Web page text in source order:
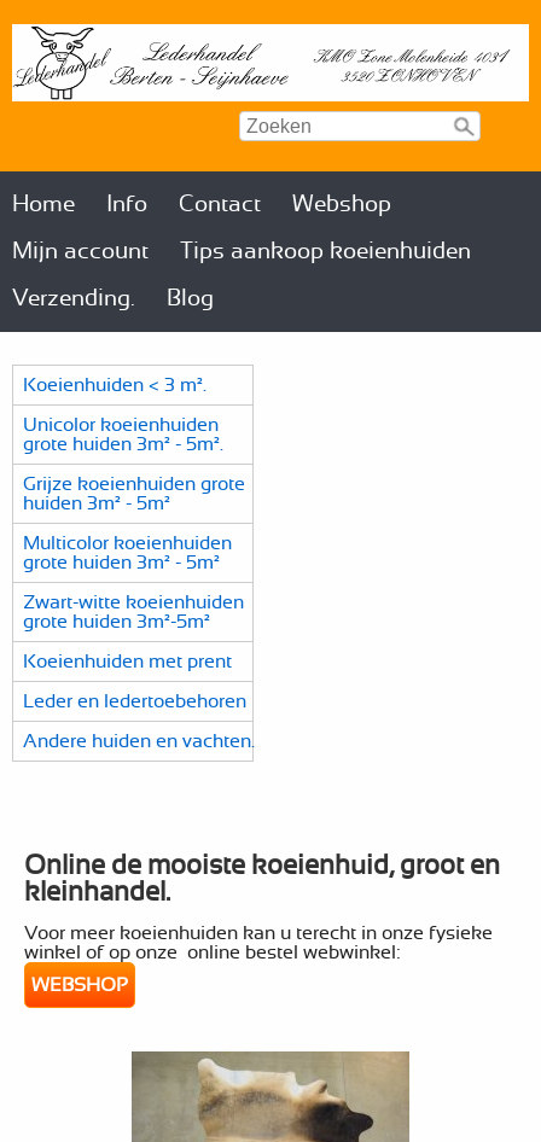
Home Info Contact Webshop
Mijn account Tips aankoop koeienhuiden
Verzending. Blog
Koeienhuiden < 3 m².
Unicolor koeienhuiden
grote huiden 3m² - 5m².
Grijze koeienhuiden grote
huiden 3m² - 5m²
Multicolor koeienhuiden
grote huiden 3m² - 5m²
Zwart-witte koeienhuiden
grote huiden 3m²-5m²
Koeienhuiden met prent
Leder en ledertoebehoren
Andere huiden en vachten.
Online de mooiste koeienhuid, groot en
kleinhandel.
Voor meer koeienhuiden kan u terecht in onze fysieke
winkel of op onze online bestel webwinkel:
WEBSHOP